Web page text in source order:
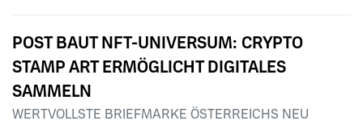
POST BAUT NFT-UNIVERSUM: CRYPTO
STAMP ART ERMÖGLICHT DIGITALES
SAMMELN
WERTVOLLSTE BRIEFMARKE ÖSTERREICHS NEU